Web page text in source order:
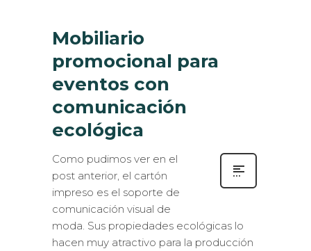
Mobiliario
promocional para
eventos con
comunicación
ecológica
Como pudimos ver en el
post anterior, el cartón
impreso es el soporte de
comunicación visual de
moda. Sus propiedades ecológicas lo
hacen muy atractivo para la producción